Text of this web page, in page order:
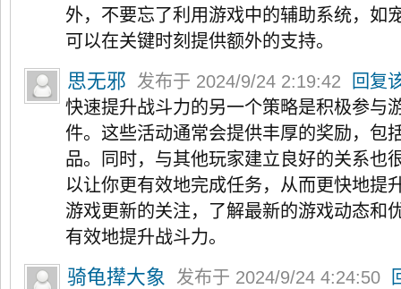
外，不要忘了利用游戏中的辅助系统，如
可以在关键时刻提供额外的支持。
思无邪 发布于 2024/9/24 2:19:42
回复
快速提升战斗力的另一个策略是积极参与
件。这些活动通常会提供丰厚的奖励，包
品。同时，与其他玩家建立良好的关系也
以让你更有效地完成任务，从而更快地提
游戏更新的关注，了解最新的游戏动态和
有效地提升战斗力。
骑龟撵大象 发布于 2024/9/24 4:24:50